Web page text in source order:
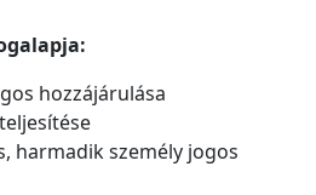
hozzájárulása
harmadik személy jogos